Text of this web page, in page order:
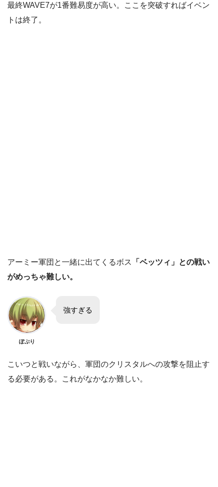
最終WAVE7が1番難易度が高い。ここを突破すればイベン
トは終了。
アーミー軍団と一緒に出てくるボス
「ベッツィ」との戦い
がめっちゃ難しい。
ぽぷり
強すぎる
こいつと戦いながら、軍団のクリスタルへの攻撃を阻止す
る必要がある。これがなかなか難しい。